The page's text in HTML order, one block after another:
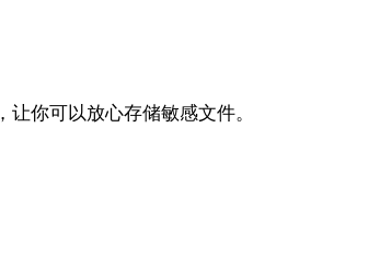
，让你可以放心存储敏感文件。